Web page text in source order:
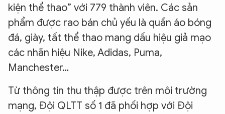
kiện thể thao” với 779 thành viên. Các sản
phẩm được rao bán chủ yếu là quần áo bóng
đá, giày, tất thể thao mang dấu hiệu giả mạo
các nhãn hiệu Nike, Adidas, Puma,
Manchester…
Từ thông tin thu thập được trên môi trường
mạng, Đội QLTT số 1 đã phối hợp với Đội